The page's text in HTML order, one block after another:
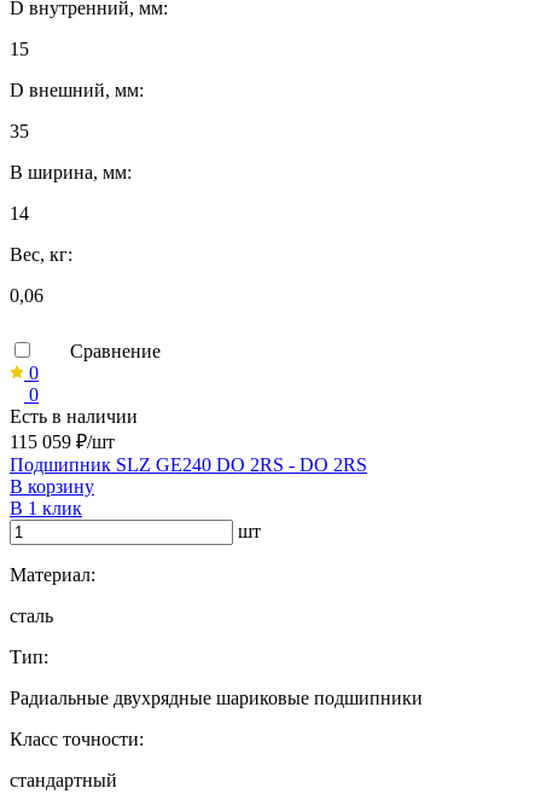
D внутренний, мм:
15
D внешний, мм:
35
B ширина, мм:
14
Вес, кг:
0,06
Сравнение
0
0
Есть в наличии
115 059 ₽/шт
Подшипник SLZ GE240 DO 2RS - DO 2RS
В корзину
В 1 клик
шт
Материал:
сталь
Тип:
Радиальные двухрядные шариковые подшипники
Класс точности:
стандартный